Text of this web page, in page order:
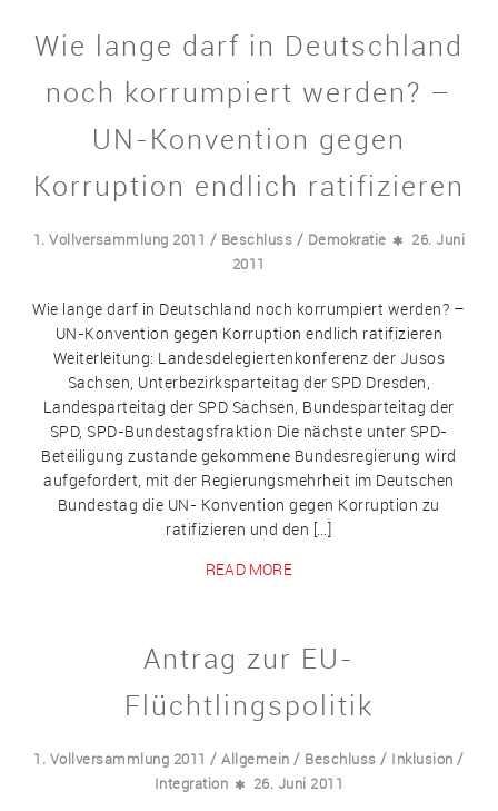
Wie lange darf in Deutschland
noch korrumpiert werden? –
UN-Konvention gegen
Korruption endlich ratifizieren
1. Vollversammlung 2011 / Beschluss / Demokratie
26. Juni
2011
Wie lange darf in Deutschland noch korrumpiert werden? –
UN-Konvention gegen Korruption endlich ratifizieren
Weiterleitung: Landesdelegiertenkonferenz der Jusos
Sachsen, Unterbezirksparteitag der SPD Dresden,
Landesparteitag der SPD Sachsen, Bundesparteitag der
SPD, SPD-Bundestagsfraktion Die nächste unter SPD-
Beteiligung zustande gekommene Bundesregierung wird
aufgefordert, mit der Regierungsmehrheit im Deutschen
Bundestag die UN- Konvention gegen Korruption zu
ratifizieren und den […]
READ MORE
Antrag zur EU-
Flüchtlingspolitik
1. Vollversammlung 2011 /Allgemein / Beschluss / Inklusion /
Integration 26. Juni 2011